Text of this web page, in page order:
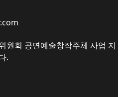
원회 공연예술창작주체 사업 지
.